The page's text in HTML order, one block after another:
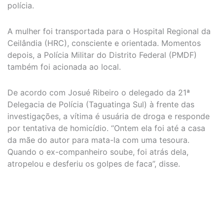
polícia.
A mulher foi transportada para o Hospital Regional da
Ceilândia (HRC), consciente e orientada. Momentos
depois, a Polícia Militar do Distrito Federal (PMDF)
também foi acionada ao local.
De acordo com Josué Ribeiro o delegado da 21ª
Delegacia de Polícia (Taguatinga Sul) à frente das
investigações, a vítima é usuária de droga e responde
por tentativa de homicídio. “Ontem ela foi até a casa
da mãe do autor para mata-la com uma tesoura.
Quando o ex-companheiro soube, foi atrás dela,
atropelou e desferiu os golpes de faca”, disse.